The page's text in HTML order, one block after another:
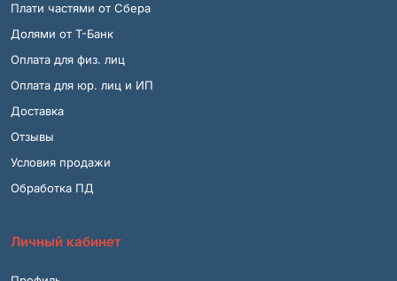
Плати частями от Сбера
Долями от Т-Банк
Оплата для физ. лиц
Оплата для юр. лиц и ИП
Доставка
Отзывы
Условия продажи
Обработка ПД
Личный кабинет